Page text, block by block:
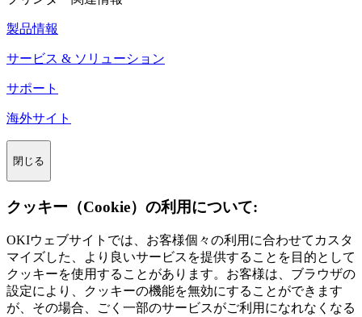
製品情報
サービス & ソリューション
サポート
海外サイト
閉じる
クッキー（Cookie）の利用について:
OKIウェブサイトでは、お客様個々の利用に合わせてカスタ
マイズした、より良いサービスを提供することを目的として
クッキーを使用することがあります。お客様は、ブラウザの
設定により、クッキーの機能を無効にすることができます
が、その場合、ごく一部のサービスがご利用になれなくなる